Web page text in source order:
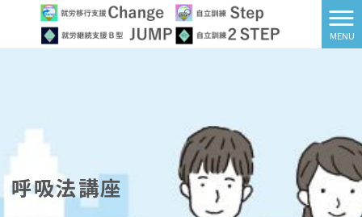
MENU
呼吸法講座